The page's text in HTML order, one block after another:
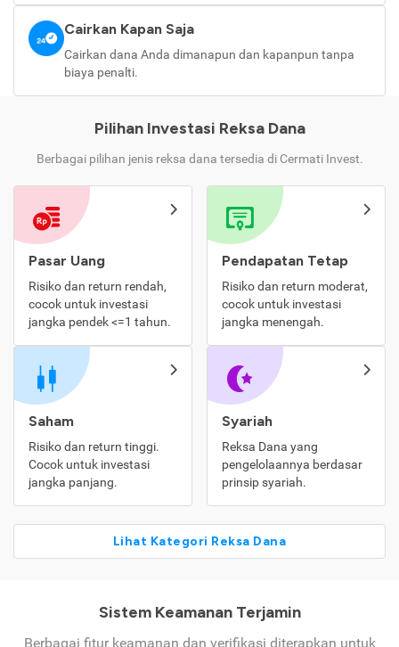
Cairkan Kapan Saja
Cairkan dana Anda dimanapun dan kapanpun tanpa
biaya penalti.
Pilihan Investasi Reksa Dana
Berbagai pilihan jenis reksa dana tersedia di Cermati Invest.
Pasar Uang
Risiko dan return rendah,
cocok untuk investasi
jangka pendek <=1 tahun.
Pendapatan Tetap
Risiko dan return moderat,
cocok untuk investasi
jangka menengah.
Saham
Risiko dan return tinggi.
Cocok untuk investasi
jangka panjang.
Syariah
Reksa Dana yang
pengelolaannya berdasar
prinsip syariah.
Lihat Kategori Reksa Dana
Sistem Keamanan Terjamin
Berbagai fitur keamanan dan verifikasi diterapkan untuk